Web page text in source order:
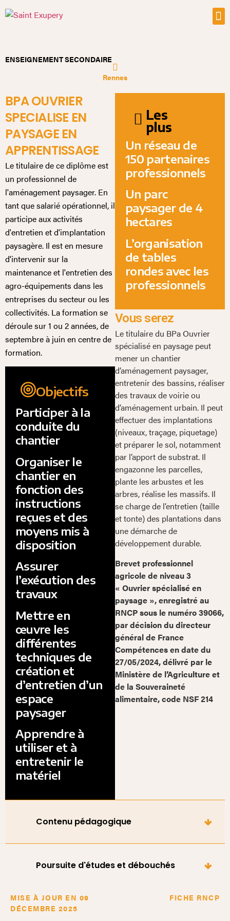
ENSEIGNEMENT SECONDAIRE
Rennes
BPA OUVRIER
SPECIALISE EN
PAYSAGE EN
APPRENTISSAGE
Le titulaire de ce diplôme est
un professionnel de
l'aménagement paysager. En
tant que salarié opérationnel, il
participe aux activités
d'entretien et d'implantation
paysagère. Il est en mesure
d'intervenir sur la
maintenance et l'entretien des
agro-équipements dans les
entreprises du secteur ou les
collectivités. La formation se
déroule sur 1 ou 2 années, de
septembre à juin en centre de
formation.
Objectifs
Participer à la
conduite du
chantier
Organiser le
chantier en
fonction des
instructions
reçues et des
moyens mis à
disposition
Assurer
l’exécution des
travaux
Mettre en
œuvre les
différentes
techniques de
création et
d’entretien d’un
espace
paysager
Apprendre à
utiliser et à
entretenir le
matériel
Les
plus
Un réseau de
150 partenaires
professionnels
Un parc
paysager de 4
hectares
L’organisation
de tables
rondes avec les
professionnels
Vous serez
Le titulaire du BPa Ouvrier
spécialisé en paysage peut
mener un chantier
d’aménagement paysager,
entretenir des bassins, réaliser
des travaux de voirie ou
d’aménagement urbain. Il peut
effectuer des implantations
(niveaux, traçage, piquetage)
et préparer le sol, notamment
par l’apport de substrat. Il
engazonne les parcelles,
plante les arbustes et les
arbres, réalise les massifs. Il
se charge de l’entretien (taille
et tonte) des plantations dans
une démarche de
développement durable.
Brevet professionnel
agricole de niveau 3
« Ouvrier spécialisé en
paysage », enregistré au
RNCP sous le numéro 39066,
par décision du directeur
général de France
Compétences en date du
27/05/2024, délivré par le
Ministère de l’Agriculture et
de la Souveraineté
alimentaire, code NSF 214
Contenu pédagogique
Poursuite d'études et débouchés
MISE À JOUR EN 09
DÉCEMBRE 2025
FICHE RNCP